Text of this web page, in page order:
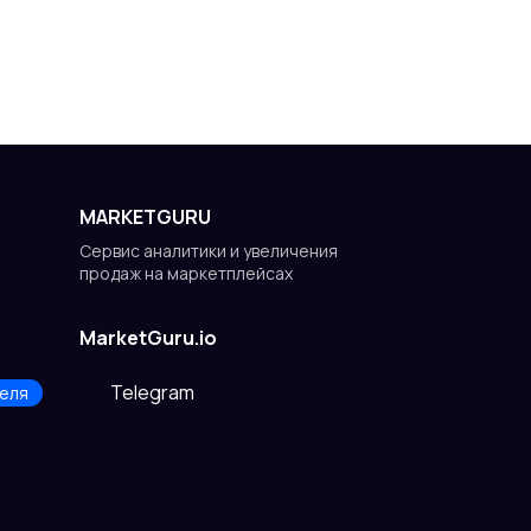
MARKETGURU
Сервис аналитики и увеличения
продаж на маркетплейсах
MarketGuru.io
Telegram